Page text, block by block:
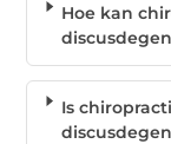
Hoe kan
Is